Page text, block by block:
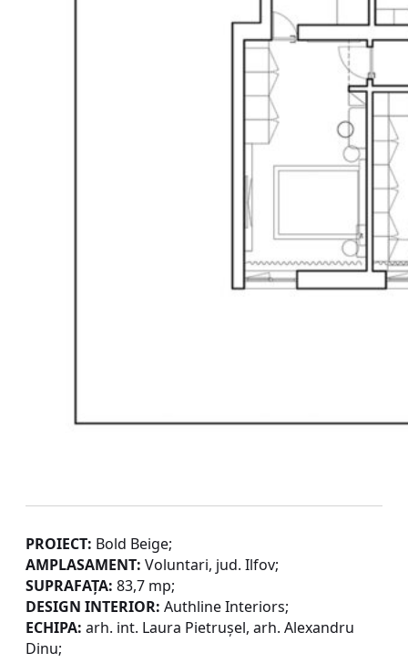
PROIECT: Bold Beige;
AMPLASAMENT: Voluntari, jud. Ilfov;
SUPRAFAȚA: 83,7 mp;
DESIGN INTERIOR: Authline Interiors;
ECHIPA: arh. int. Laura Pietrușel, arh. Alexandru
Dinu;